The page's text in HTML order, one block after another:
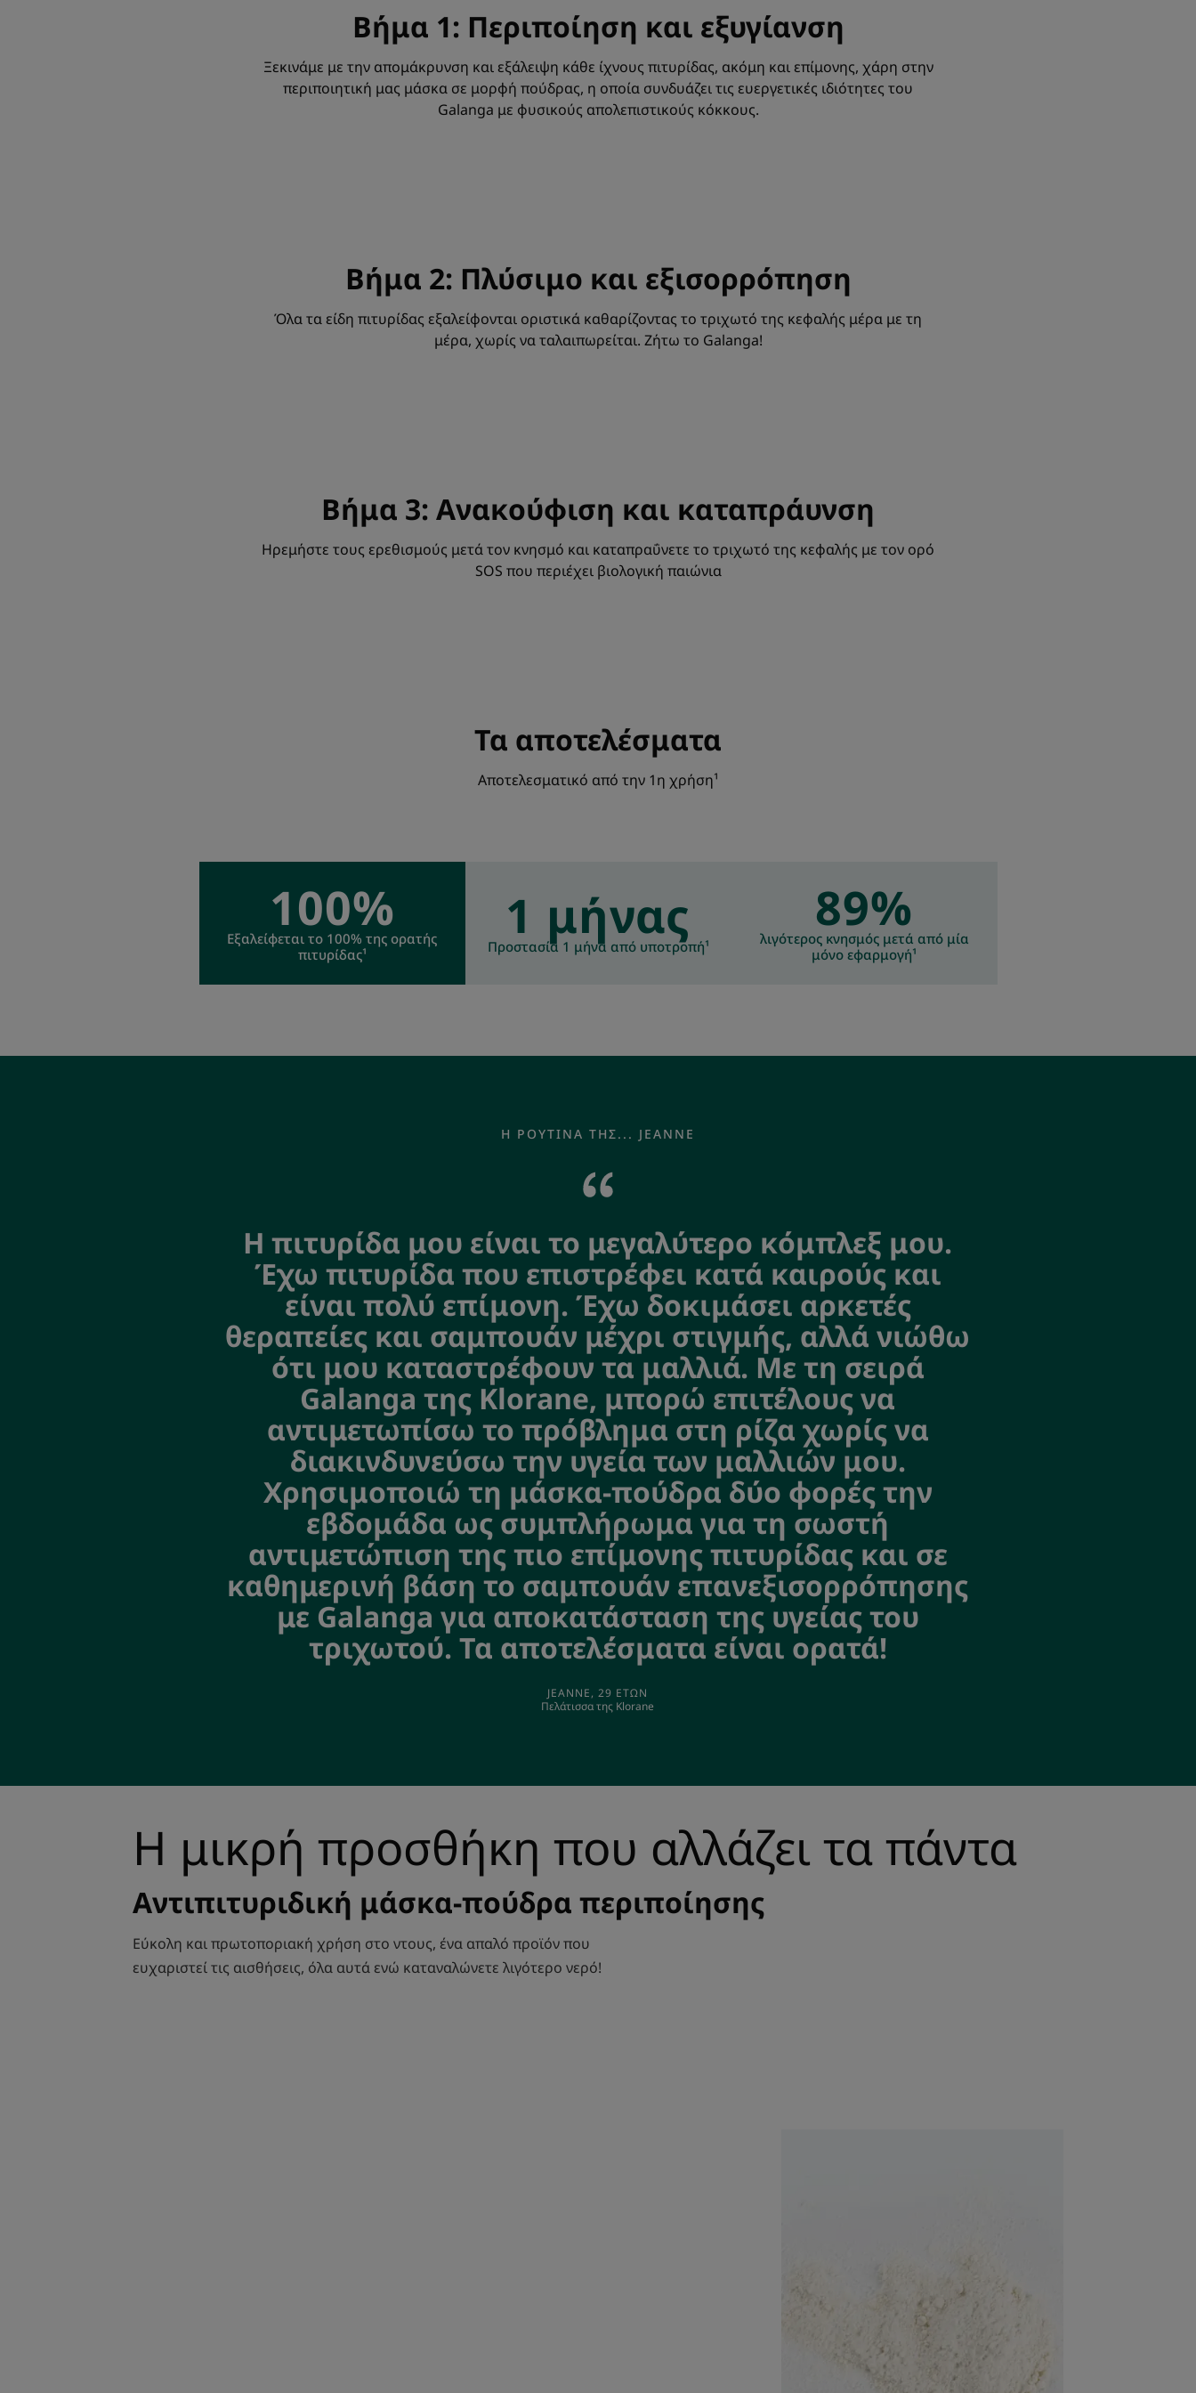
Βήμα 1: Περιποίηση και εξυγίανση
Ξεκινάμε με την απομάκρυνση και εξάλειψη κάθε ίχνους πιτυρίδας, ακόμη και επίμονης, χάρη στην
περιποιητική μας μάσκα σε μορφή πούδρας, η οποία συνδυάζει τις ευεργετικές ιδιότητες του
Galanga με φυσικούς απολεπιστικούς κόκκους.
Βήμα 2: Πλύσιμο και εξισορρόπηση
Όλα τα είδη πιτυρίδας εξαλείφονται οριστικά καθαρίζοντας το τριχωτό της κεφαλής μέρα με τη
μέρα, χωρίς να ταλαιπωρείται. Ζήτω το Galanga!
Βήμα 3: Ανακούφιση και καταπράυνση
Ηρεμήστε τους ερεθισμούς μετά τον κνησμό και καταπραΰνετε το τριχωτό της κεφαλής με τον ορό
SOS που περιέχει βιολογική παιώνια
Τα αποτελέσματα
Αποτελεσματικό από την 1η χρήση¹
100%
Εξαλείφεται το 100% της ορατής
πιτυρίδας¹
1 μήνας
Προστασία 1 μήνα από υποτροπή¹
89%
λιγότερος κνησμός μετά από μία
μόνο εφαρμογή¹
Η ΡΟΥΤΊΝΑ ΤΗΣ... JEANNE
Η πιτυρίδα μου είναι το μεγαλύτερο κόμπλεξ μου.
Έχω πιτυρίδα που επιστρέφει κατά καιρούς και
είναι πολύ επίμονη. Έχω δοκιμάσει αρκετές
θεραπείες και σαμπουάν μέχρι στιγμής, αλλά νιώθω
ότι μου καταστρέφουν τα μαλλιά. Με τη σειρά
Galanga της Klorane, μπορώ επιτέλους να
αντιμετωπίσω το πρόβλημα στη ρίζα χωρίς να
διακινδυνεύσω την υγεία των μαλλιών μου.
Χρησιμοποιώ τη μάσκα-πούδρα δύο φορές την
εβδομάδα ως συμπλήρωμα για τη σωστή
αντιμετώπιση της πιο επίμονης πιτυρίδας και σε
καθημερινή βάση το σαμπουάν επανεξισορρόπησης
με Galanga για αποκατάσταση της υγείας του
τριχωτού. Τα αποτελέσματα είναι ορατά!
JEANNE, 29 ΕΤΏΝ
Πελάτισσα της Klorane
Η μικρή προσθήκη που αλλάζει τα πάντα
Αντιπιτυριδική μάσκα-πούδρα περιποίησης
Εύκολη και πρωτοποριακή χρήση στο ντους, ένα απαλό προϊόν που
ευχαριστεί τις αισθήσεις, όλα αυτά ενώ καταναλώνετε λιγότερο νερό!